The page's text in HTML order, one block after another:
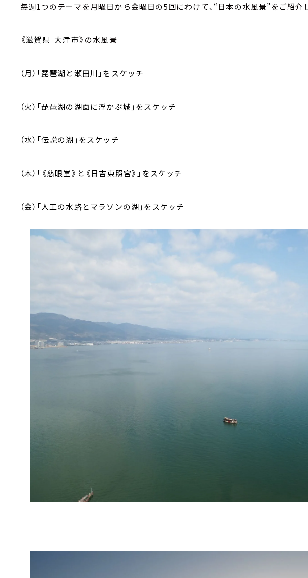
毎週1つのテーマを月曜日から金曜日の5回にわけて、“日本の水風景”をご紹介
《滋賀県 大津市》の水風景
（月）「琵琶湖と瀬田川」をスケッチ
（火）「琵琶湖の湖面に浮かぶ城」をスケッチ
（水）「伝説の湖」をスケッチ
（木）「《慈眼堂》と《日吉東照宮》」をスケッチ
（金）「人工の水路とマラソンの湖」をスケッチ